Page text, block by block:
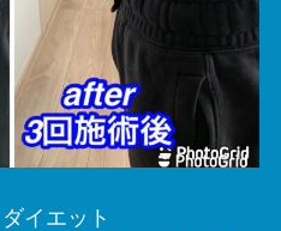
イエット